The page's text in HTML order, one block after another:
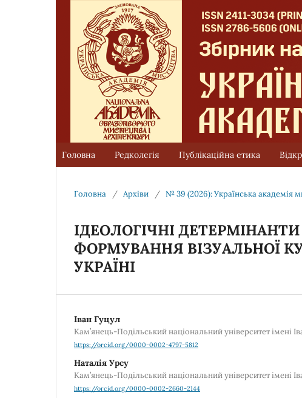
Головна Редколегія Публікаційна етика
Головна / Архіви / № 39 (2026): Українська академія
ІДЕОЛОГІЧНІ
ФОРМУВАННЯ ВІЗУАЛЬНОЇ
УКРАЇНІ
Іван Гуцул
Кам’янець-Подільський національний університет імені
https://orcid.org/0000-0002-4797-5812
Наталія Урсу
Кам’янець-Подільський національний університет імені
https://orcid.org/0000-0002-2660-2144